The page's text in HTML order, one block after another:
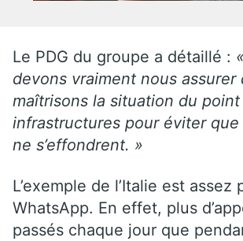
Le PDG du groupe a détaillé :
devons vraiment nous assurer
maîtrisons la situation du
infrastructures pour éviter que
ne s’effondrent. »
L’exemple de l’Italie est assez
WhatsApp. En effet, plus
passés chaque jour que